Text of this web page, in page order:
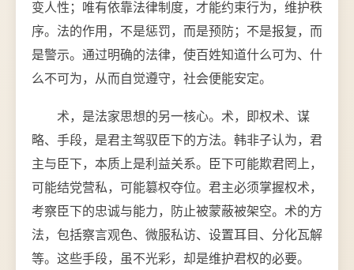
变人性；唯有依靠法律制度，才能约束行为，维护秩
序。法的作用，不是惩罚，而是预防；不是报复，而
是警示。通过明确的法律，使百姓知道什么可为、什
么不可为，从而自觉遵守，社会便能安定。
术，是法家思想的另一核心。术，即权术、谋
略、手段，是君主驾驭臣下的方法。韩非子认为，君
主与臣下，本质上是利益关系。臣下可能欺君罔上，
可能结党营私，可能篡权夺位。君主必须掌握权术，
考察臣下的忠诚与能力，防止被蒙蔽被架空。术的方
法，包括察言观色、微服私访、设置耳目、分化瓦解
等。这些手段，虽不光彩，却是维护君权的必要。